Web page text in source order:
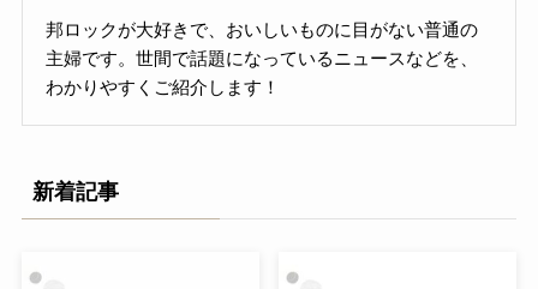
邦ロックが大好きで、おいしいものに目がない普通の
主婦です。世間で話題になっているニュースなどを、
わかりやすくご紹介します！
新着記事